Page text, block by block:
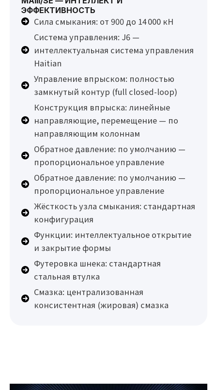
ЭФФЕКТИВНОСТЬ
Сила смыкания: от 900 до 14 000 кН
Система управления: J6 —
интеллектуальная система управления
Haitian
Управление впрыском: полностью
замкнутый контур (full closed-loop)
Конструкция впрыска: линейные
направляющие, перемещение — по
направляющим колоннам
Обратное давление: по умолчанию —
пропорциональное управление
Обратное давление: по умолчанию —
пропорциональное управление
Жёсткость узла смыкания: стандартная
конфигурация
Функции: интеллектуальное открытие
и закрытие формы
Футеровка шнека: стандартная
стальная втулка
Смазка: централизованная
консистентная (жировая) смазка